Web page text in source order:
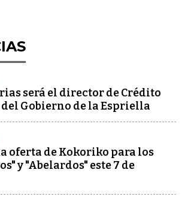
será el director de Crédito
Gobierno de la Espriella
oferta de Kokoriko para los
y "Abelardos" este 7 de